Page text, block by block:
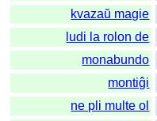
kvazaŭ magie
ludi la rolon de
monabundo
montiĝi
ne pli multe ol